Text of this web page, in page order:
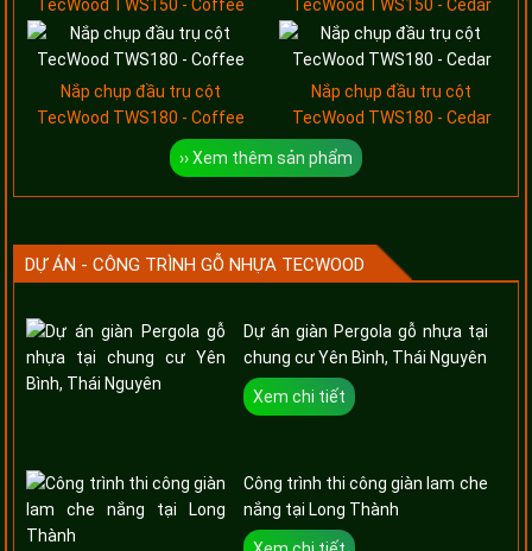
TecWood TWS150 - Coffee
TecWood TWS150 - Cedar
Nắp chụp đầu trụ cột
TecWood TWS180 - Coffee
Nắp chụp đầu trụ cột
TecWood TWS180 - Cedar
›› Xem thêm sản phẩm
DỰ ÁN - CÔNG TRÌNH GỖ NHỰA TECWOOD
Dự án giàn Pergola gỗ nhựa tại
chung cư Yên Bình, Thái Nguyên
Xem chi tiết
Công trình thi công giàn lam che
nắng tại Long Thành